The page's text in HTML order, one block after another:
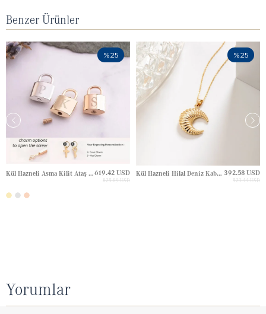
Benzer Ürünler
Kül Hazneli Asma Kilit Ataş Zincir Altın Kolye619.42 USD
825.89 USD
%25
Kül Hazneli Hilal Deniz Kabuğu Altın Kolye 392.58 USD
523.44 USD
%25
Yorumlar